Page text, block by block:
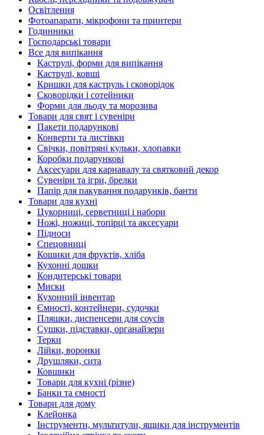
Освітлення
Фотоапарати, мікрофони та принтери
Годинники
Господарські товари
Все для випікання
Каструлі, форми для випікання
Каструлі, ковші
Кришки для каструль і сковорідок
Сковорідки і сотейники
Форми для льоду та морозива
Товари для свят і сувеніри
Пакети подарункові
Конверти та листівки
Свічки, повітряні кульки, хлопавки
Коробки подарункові
Аксесуари для карнавалу та святковий декор
Сувеніри та ігри, брелки
Папір для пакування подарунків, банти
Товари для кухні
Цукорниці, серветниці і набори
Ножі, ножиці, топірці та аксесуари
Підноси
Спецовниці
Кошики для фруктів, хліба
Кухонні дошки
Кондитерські товари
Миски
Кухонний інвентар
Ємності, контейнери, судочки
Пляшки, диспенсери для соусів
Сушки, підставки, органайзери
Терки
Лійки, воронки
Друшляки, сита
Ковшики
Товари для кухні (різне)
Банки та ємності
Товари для дому
Клейонка
Інструменти, мультитули, ящики для інструментів